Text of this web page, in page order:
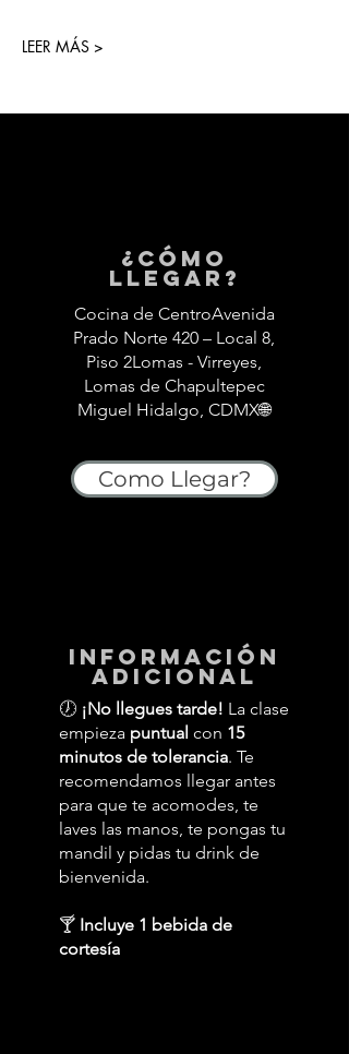
LEER MÁS >
¿Cómo
llegar?
Cocina de CentroAvenida
Prado Norte 420 – Local 8,
Piso 2Lomas - Virreyes,
Lomas de Chapultepec
Miguel Hidalgo, CDMX🌐
Como Llegar?
información
adicional
🕖 ¡No llegues tarde! La clase
empieza puntual con 15
minutos de tolerancia. Te
recomendamos llegar antes
para que te acomodes, te
laves las manos, te pongas tu
mandil y pidas tu drink de
bienvenida.
🍸 Incluye 1 bebida de
cortesía